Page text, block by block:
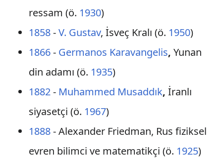
ressam (ö. 1930)
1858-V. Gustav, İsveç Kralı (ö. 1950)
1866- Germanos Karavangelis, Yunan
din adamı (ö. 1935)
1882- Muhammed Musaddık, İranlı
siyasetçi (ö. 1967)
1888- Alexander Friedman, Rus fiziksel
evren bilimci ve matematikçi (ö. 1925)